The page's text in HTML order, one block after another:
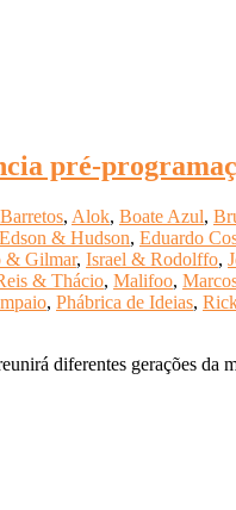
pré-
, Alok, Boate Azul,
Edson & Hudson, Eduardo
& Gilmar, Israel & Rodolffo,
& Thácio, Malifoo,
, Phábrica de Ideias,
diferentes gerações da